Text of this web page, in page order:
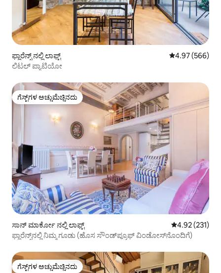
ಫ್ಲಾರೆನ್ಸ್ ನಲ್ಲಿ ಲಾಫ್ಟ್ 5 ರಲ್ಲಿ 4.97
4.97 (566)
ಲಿಟಲ್ ಪ್ಯಾಟಿಯೋ
ಗೆಸ್ಟ್‌ಗಳ ಅಚ್ಚುಮೆಚ್ಚಿನದು
ಗೆಸ್ಟ್‌ಗಳ ಅಚ್ಚುಮೆಚ್ಚಿನದು
ಸಾನ್ ಮಾರ್ಕೋ ನಲ್ಲಿ ಲಾಫ್ಟ್ 5 ರಲ್ಲಿ 4.92
4.92 (231)
ಫ್ಲಾರೆನ್ಸ್‌ನಲ್ಲಿ ನಿಮ್ಮ ಗೂಡು (ಹೊಸ ಸೌಂಡ್‌ಪ್ರೂಫ್ ವಿಂಡೋಸ್‌ನೊಂದಿಗೆ)
ಗೆಸ್ಟ್‌ಗಳ ಅಚ್ಚುಮೆಚ್ಚಿನದು
ಗೆಸ್ಟ್‌ಗಳ ಅಚ್ಚುಮೆಚ್ಚಿನದು